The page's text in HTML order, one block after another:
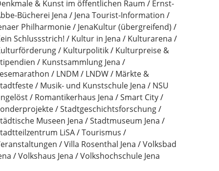
& Kunst im öffentlichen Raum
Ernst-
Bücherei Jena
Jena Tourist-Information
Philharmonie
JenaKultur (übergreifend)
Schlussstrich!
Kultur in Jena
Kulturarena
Kulturpolitik
Kulturpreise &
Kunstsammlung Jena
LNDM LNDW
Märkte &
Musik- und Kunstschule Jena
NSU
Romantikerhaus Jena
Smart City
Stadtgeschichtsforschung
Museen Jena
Stadtmuseum Jena
LiSA
Tourismus
Villa Rosenthal Jena
Volksbad
Volkshaus Jena Volkshochschule Jena